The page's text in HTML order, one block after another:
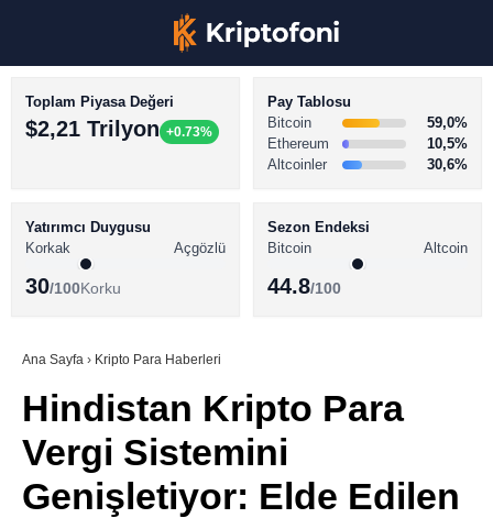
Youtube
BİTCOİN HABERLERİ
ALTCOİN HABERLERİ
SÖZLÜK
Toplam Piyasa Değeri
$2,21 Trilyon +0.73%
Pay Tablosu
Bitcoin
59,0%
Ethereum
10,5%
Altcoinler
30,6%
Yatırımcı Duygusu
Korkak
Açgözlü
30/100Korku
Sezon Endeksi
Bitcoin
Altcoin
44.8/100
Ana Sayfa › Kripto Para Haberleri
Hindistan Kripto Para
Vergi Sistemini
Genişletiyor: Elde Edilen